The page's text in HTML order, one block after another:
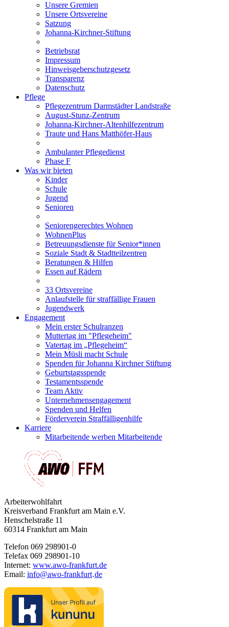
Unsere Gremien
Unsere Ortsvereine
Satzung
Johanna-Kirchner-Stiftung
Betriebsrat
Impressum
Hinweisgeberschutzgesetz
Transparenz
Datenschutz
Pflege
Pflegezentrum Darmstädter Landstraße
August-Stunz-Zentrum
Johanna-Kirchner-Altenhilfezentrum
Traute und Hans Matthöfer-Haus
Ambulanter Pflegedienst
Phase F
Was wir bieten
Kinder
Schule
Jugend
Senioren
Seniorengerechtes Wohnen
WohnenPlus
Betreuungsdienste für Senior*innen
Soziale Stadt & Stadtteilzentren
Beratungen & Hilfen
Essen auf Rädern
33 Ortsvereine
Anlaufstelle für straffällige Frauen
Jugendwerk
Engagement
Mein erster Schulranzen
Muttertag im "Pflegeheim"
Vatertag im „Pflegeheim“
Mein Müsli macht Schule
Spenden für Johanna Kirchner Stiftung
Geburtstagsspende
Testamentsspende
Team Aktiv
Unternehmensengagement
Spenden und Helfen
Förderverein Straffälligenhilfe
Karriere
Mitarbeitende werben Mitarbeitende
Arbeiterwohlfahrt
Kreisverband Frankfurt am Main e.V.
Henschelstraße 11
60314 Frankfurt am Main
Telefon 069 298901-0
Telefax 069 298901-10
Internet: www.awo-frankfurt.de
Email: info@awo-frankfurt·de